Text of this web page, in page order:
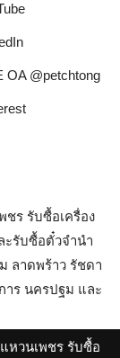
OA @petchtong
ชร รับซื้อเครื่อง
ะรับซื้อตั๋วจำนำ
ลาดพร้าว รัชดา
าร นครปฐม และ
หวนเพชร รับซื้อ